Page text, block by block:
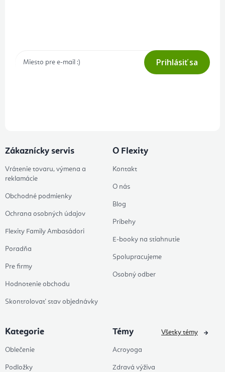
Prihlásiť sa
Zákaznícky servis
Vrátenie tovaru, výmena a
reklamácie
Obchodné podmienky
Ochrana osobných údajov
Flexity Family Ambasádori
Poradňa
Pre firmy
Hodnotenie obchodu
Skontrolovať stav objednávky
O Flexity
Kontakt
O nás
Blog
Príbehy
E-booky na stiahnutie
Spolupracujeme
Osobný odber
Kategorie
Oblečenie
Podložky
Témy
Acroyoga
Zdravá výživa
Všetky témy